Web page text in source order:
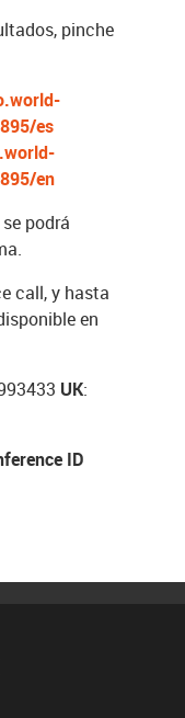
pinche
es
en
podrá
call, y hasta
en
UK:
ID